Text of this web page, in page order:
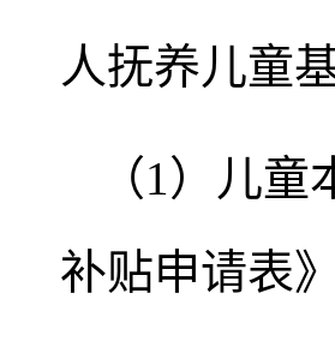
人抚养儿童
（1）儿
补贴申请表》